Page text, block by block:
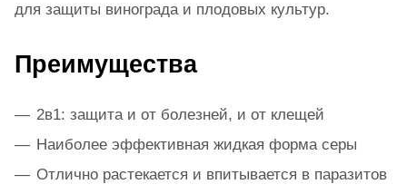
для защиты винограда и плодовых культур.
Преимущества
2в1: защита и от болезней, и от клещей
Наиболее эффективная жидкая форма серы
Отлично растекается и впитывается в паразитов